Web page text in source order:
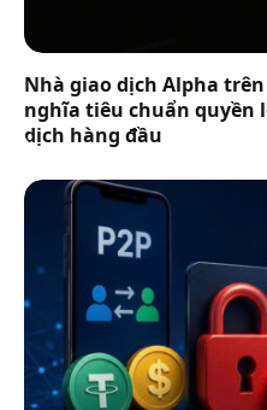
Nhà giao dịch Alpha trên
nghĩa tiêu chuẩn quyền
dịch hàng đầu